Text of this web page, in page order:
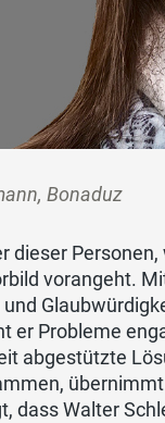
Bonaduz
dieser
vorangeht.
er Probleme
abgestützte
dass Walter